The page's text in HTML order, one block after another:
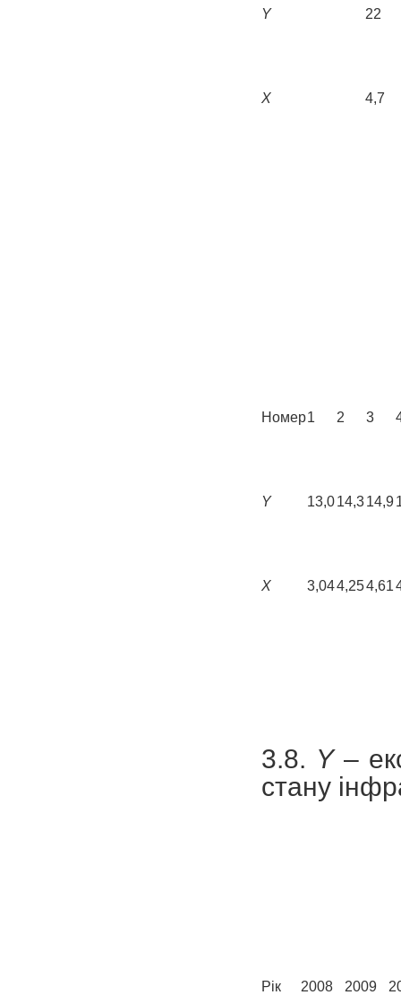
Y 22
X 4,7
Номер1 2 3
Y 13,014,314,9
X 3,044,254,61
3.8. Y–
стану
Рік 2008 2009